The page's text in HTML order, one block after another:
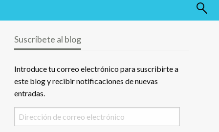
Suscríbete al blog
Introduce tu correo electrónico para suscribirte a
este blog y recibir notificaciones de nuevas
entradas.
Dirección
de